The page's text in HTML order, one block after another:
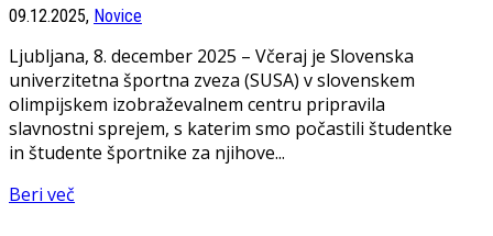
09.12.2025, Novice
Ljubljana, 8. december 2025 – Včeraj je Slovenska
univerzitetna športna zveza (SUSA) v slovenskem
olimpijskem izobraževalnem centru pripravila
slavnostni sprejem, s katerim smo počastili študentke
in študente športnike za njihove...
Beri več